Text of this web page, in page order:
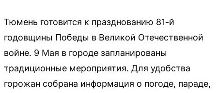
Тюмень готовится к празднованию 81-й
годовщины Победы в Великой Отечественной
войне. 9 Мая в городе запланированы
традиционные мероприятия. Для удобства
горожан собрана информация о погоде, параде,